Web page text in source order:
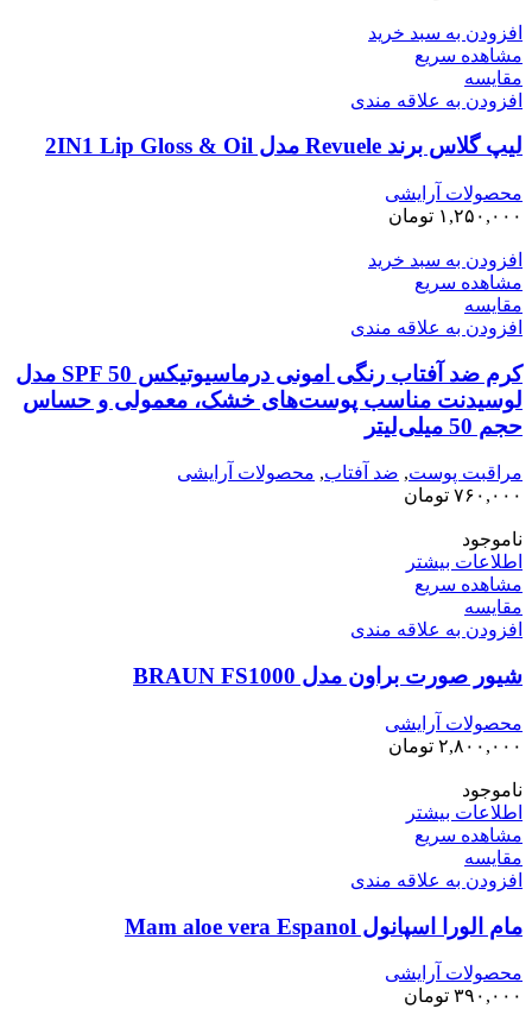
افزودن به سبد خرید
مشاهده سریع
مقایسه
افزودن به علاقه مندی
لیپ گلاس برند Revuele مدل 2IN1 Lip Gloss & Oil
محصولات آرایشی
۱,۲۵۰,۰۰۰ تومان
افزودن به سبد خرید
مشاهده سریع
مقایسه
افزودن به علاقه مندی
کرم ضد آفتاب رنگی امونی درماسیوتیکس SPF 50 مدل
لوسیدنت ‌مناسب پوست‌های خشک، معمولی و حساس
حجم 50 میلی‌لیتر
مراقبت پوست, ضد آفتاب, محصولات آرایشی
۷۶۰,۰۰۰ تومان
ناموجود
اطلاعات بیشتر
مشاهده سریع
مقایسه
افزودن به علاقه مندی
شیور صورت براون مدل BRAUN FS1000
محصولات آرایشی
۲,۸۰۰,۰۰۰ تومان
ناموجود
اطلاعات بیشتر
مشاهده سریع
مقایسه
افزودن به علاقه مندی
مام الورا اسپانول Mam aloe vera Espanol
محصولات آرایشی
۳۹۰,۰۰۰ تومان